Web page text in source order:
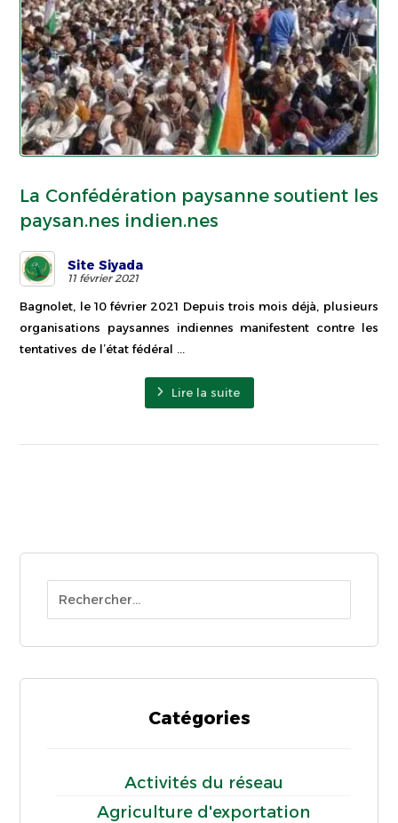
La Confédération paysanne soutient les
paysan.nes indien.nes
Site Siyada
11 février 2021
Bagnolet, le 10 février 2021 Depuis trois mois déjà, plusieurs
organisations paysannes indiennes manifestent contre les
tentatives de l’état fédéral ...
Lire la suite
Catégories
Activités du réseau
Agriculture d'exportation